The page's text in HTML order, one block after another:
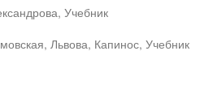
Учебник
Львова, Капинос, Учебник